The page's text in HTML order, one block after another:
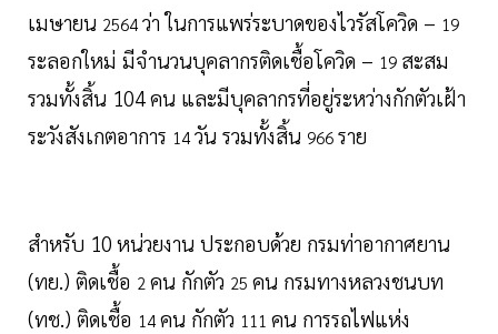
เมษายน 2564 ว่า ในการแพร่ระบาดของไวรัสโควิด – 19
ระลอกใหม่ มีจำนวนบุคลากรติดเชื้อโควิด – 19 สะสม
รวมทั้งสิ้น 104คน และมีบุคลากรที่อยู่ระหว่างกักตัวเฝ้า
ระวังสังเกตอาการ 14 วัน รวมทั้งสิ้น 966 ราย
สำหรับ 10 หน่วยงาน ประกอบด้วย กรมท่าอากาศยาน
(ทย.) ติดเชื้อ 2 คน กักตัว 25 คน กรมทางหลวงชนบท
(ทช.) ติดเชื้อ 14 คน กักตัว 111 คน การรถไฟแห่ง